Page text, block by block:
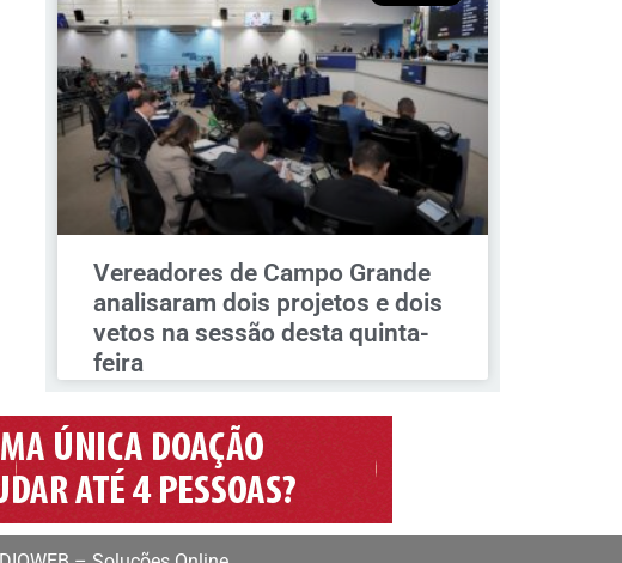
Vereadores de Campo Grande
analisaram dois projetos e dois
vetos na sessão desta quinta-
feira